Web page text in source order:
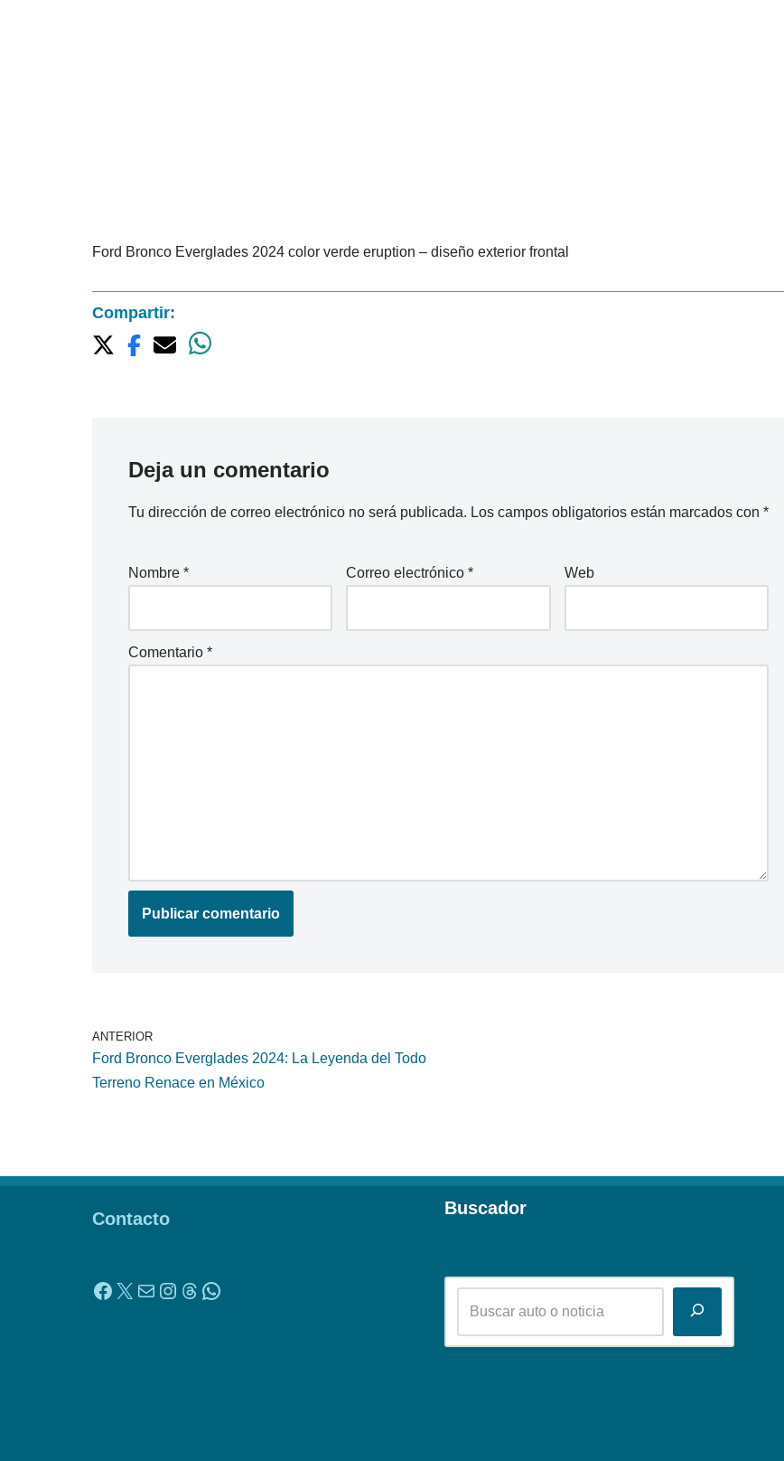
Ford Bronco Everglades 2024 color verde eruption – diseño exterior frontal
Compartir:
Deja un comentario
Tu dirección de correo electrónico no será publicada. Los campos obligatorios están marcados con *
Nombre * Correo electrónico* Web
Comentario *
ANTERIOR
Ford Bronco Everglades 2024: La Leyenda del Todo
Terreno Renace en México
Contacto
Buscador